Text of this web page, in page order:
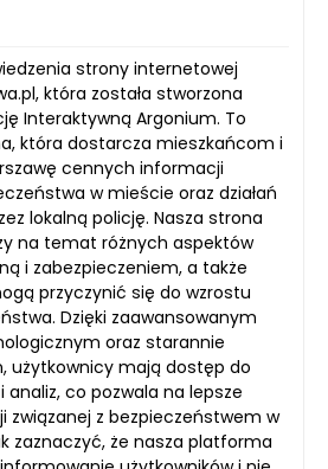
strony internetowej
która została stworzona
Interaktywną Argonium. To
która dostarcza mieszkańcom i
cennych informacji
w mieście oraz działań
lokalną policję. Nasza strona
na temat różnych aspektów
i zabezpieczeniem, a także
przyczynić się do wzrostu
Dzięki zaawansowanym
oraz starannie
użytkownicy mają dostęp do
co pozwala na lepsze
związanej z bezpieczeństwem w
zaznaczyć, że nasza platforma